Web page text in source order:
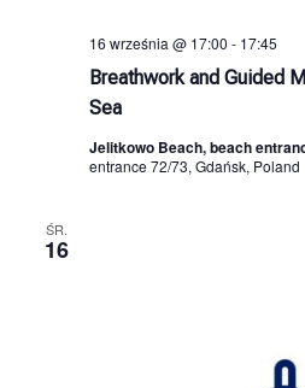
Breathwork and Guided
Sea
16 września @ 17:00 - 17:45
Jelitkowo Beach, beach
entrance 72/73, Gdańsk, Poland
ŚR.
16